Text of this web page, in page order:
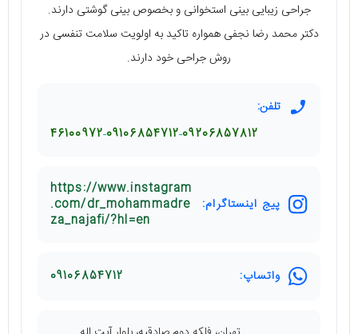
جراحی زیبایی بینی استخوانی و بخصوص بینی گوشتی دارند.
دکتر محمد رضا نجفی همواره تاکید به اولویت سلامت تنفسی در
روش جراحی خود دارند.
تلفن:
09206857812
09106854712
46100972
پیج اینستاگرام:
https://www.instagram
.com/dr_mohammadre
za_najafi/?hl=en
واتساپ: 09106854712